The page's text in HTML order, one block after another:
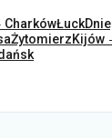
Łuck
ŻytomierzKijów